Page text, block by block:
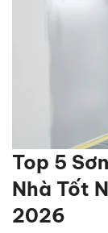
Top 5
Nhà Tốt
2026